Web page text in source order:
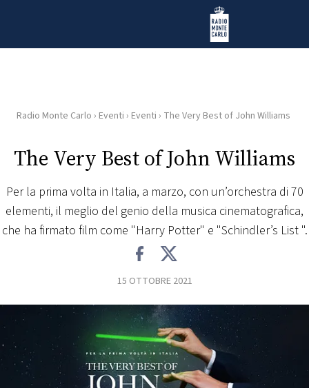
Radio Monte Carlo
HOME
RADIO
WEB
RADIO
CONCORSI
Radio Monte Carlo › Eventi › Eventi › The Very Best of John Williams
The Very Best of John Williams
Per la prima volta in Italia, a marzo, con un’orchestra di 70
elementi, il meglio del genio della musica cinematografica,
che ha firmato film come "Harry Potter" e "Schindler’s List ".
15 OTTOBRE 2021